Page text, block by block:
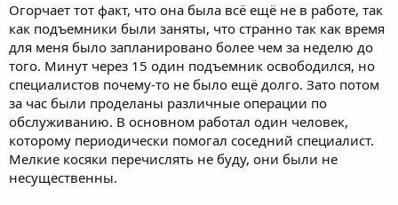
Огорчает тот факт, что она была всё ещё не в работе, так
как подъемники были заняты, что странно так как время
для меня было запланировано более чем за неделю до
того. Минут через 15 один подъемник освободился, но
специалистов почему-то не было ещё долго. Зато потом
за час были проделаны различные операции по
обслуживанию. В основном работал один человек,
которому периодически помогал соседний специалист.
Мелкие косяки перечислять не буду, они были не
несущественны.